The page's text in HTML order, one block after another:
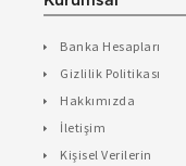
Banka Hesapları
Gizlilik Politikası
Hakkımızda
İletişim
Kişisel Verilerin